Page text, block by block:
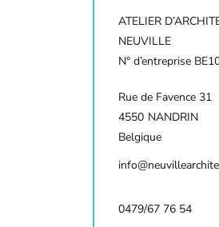
ATELIER
NEUVILLE
N° d’entreprise
Rue de Favence 31
4550 NANDRIN
Belgique
0479/67 76 54